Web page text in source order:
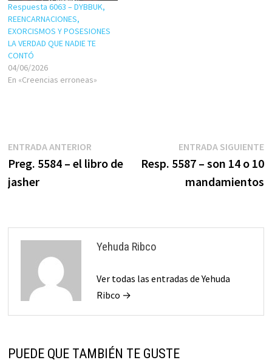
Respuesta 6063 – DYBBUK,
REENCARNACIONES,
EXORCISMOS Y POSESIONES
LA VERDAD QUE NADIE TE
CONTÓ
04/06/2026
En «Creencias erroneas»
Navegación
de
entradas
ENTRADA ANTERIOREntrada
anterior:
Preg. 5584 – el libro de
jasher
ENTRADA SIGUIENTE
Resp. 5587 – son 14 o 10
mandamientos
Yehuda Ribco
Ver todas las entradas de Yehuda
Ribco →
PUEDE QUE TAMBIÉN TE GUSTE